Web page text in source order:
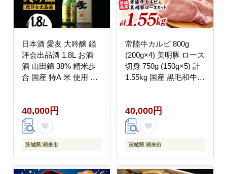
日本酒 愛友 大吟醸 鑑
評会出品酒 1.8L お酒
酒 山田錦 38% 精米歩
合 国産 特A 米 使用 南
答用 ギフト 吟醸 吟醸
酒 清酒 お酒好き 茨城
県 潮来市 (A01-001)
40,000円
茨城県 潮来市
常陸牛カルビ 800g
(200g×4) 美明豚 ロース
切身 750g (150g×5) 計
1.55kg 国産 黒毛和牛
厚 ジューシー 焼肉用
ステーキ用 贈答用 ギフ
ト 冷凍配送 茨城県 潮
来市 【茨城県共通返礼
002)
40,000円
茨城県 潮来市